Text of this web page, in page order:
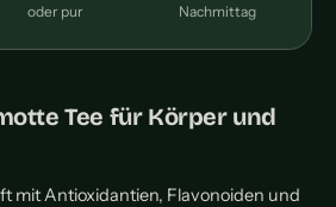
oder pur
Nachmittag
Tee für Körper und
mit Antioxidantien, Flavonoiden und